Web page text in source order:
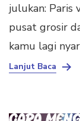
julukan: Paris
pusat grosir
kamu lagi
Lanjut Baca